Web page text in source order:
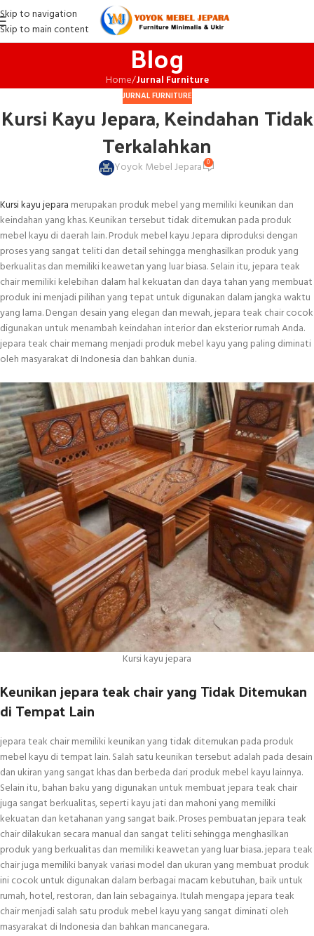
Skip to navigation
Skip to main content
Blog
Home/Jurnal Furniture
JURNAL FURNITURE
Kursi Kayu Jepara, Keindahan Tidak
Terkalahkan
Yoyok Mebel Jepara 0
Kursi kayu jepara merupakan produk mebel yang memiliki keunikan dan
keindahan yang khas. Keunikan tersebut tidak ditemukan pada produk
mebel kayu di daerah lain. Produk mebel kayu Jepara diproduksi dengan
proses yang sangat teliti dan detail sehingga menghasilkan produk yang
berkualitas dan memiliki keawetan yang luar biasa. Selain itu, jepara teak
chair memiliki kelebihan dalam hal kekuatan dan daya tahan yang membuat
produk ini menjadi pilihan yang tepat untuk digunakan dalam jangka waktu
yang lama. Dengan desain yang elegan dan mewah, jepara teak chair cocok
digunakan untuk menambah keindahan interior dan eksterior rumah Anda.
jepara teak chair memang menjadi produk mebel kayu yang paling diminati
oleh masyarakat di Indonesia dan bahkan dunia.
Kursi kayu jepara
Keunikan jepara teak chair yang Tidak Ditemukan
di Tempat Lain
jepara teak chair memiliki keunikan yang tidak ditemukan pada produk
mebel kayu di tempat lain. Salah satu keunikan tersebut adalah pada desain
dan ukiran yang sangat khas dan berbeda dari produk mebel kayu lainnya.
Selain itu, bahan baku yang digunakan untuk membuat jepara teak chair
juga sangat berkualitas, seperti kayu jati dan mahoni yang memiliki
kekuatan dan ketahanan yang sangat baik. Proses pembuatan jepara teak
chair dilakukan secara manual dan sangat teliti sehingga menghasilkan
produk yang berkualitas dan memiliki keawetan yang luar biasa. jepara teak
chair juga memiliki banyak variasi model dan ukuran yang membuat produk
ini cocok untuk digunakan dalam berbagai macam kebutuhan, baik untuk
rumah, hotel, restoran, dan lain sebagainya. Itulah mengapa jepara teak
chair menjadi salah satu produk mebel kayu yang sangat diminati oleh
masyarakat di Indonesia dan bahkan mancanegara.